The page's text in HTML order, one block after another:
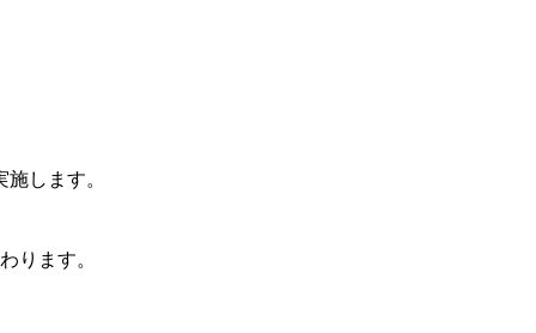
します。
ります。